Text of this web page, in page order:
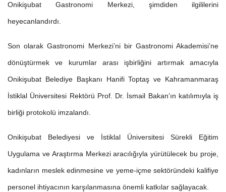
Onikişubat Gastronomi Merkezi, şimdiden ilgililerini
heyecanlandırdı.
Son olarak Gastronomi Merkezi’ni bir Gastronomi Akademisi’ne
dönüştürmek ve kurumlar arası işbirliğini artırmak amacıyla
Onikişubat Belediye Başkanı Hanifi Toptaş ve Kahramanmaraş
İstiklal Üniversitesi Rektörü Prof. Dr. İsmail Bakan’ın katılımıyla iş
birliği protokolü imzalandı.
Onikişubat Belediyesi ve İstiklal Üniversitesi Sürekli Eğitim
Uygulama ve Araştırma Merkezi aracılığıyla yürütülecek bu proje,
kadınların meslek edinmesine ve yeme-içme sektöründeki kalifiye
personel ihtiyacının karşılanmasına önemli katkılar sağlayacak.